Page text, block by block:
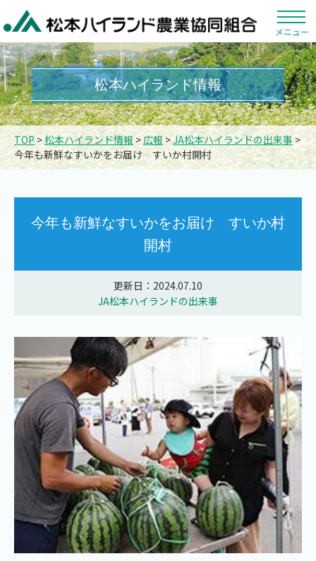
メニュー
松本ハイランド情報
TOP>松本ハイランド情報>広報>JA松本ハイランドの出来事 >
今年も新鮮なすいかをお届け すいか村開村
今年も新鮮なすいかをお届け すいか村
開村
更新日：2024.07.10
JA松本ハイランドの出来事